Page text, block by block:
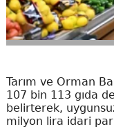
Tarım ve Orman
107 bin 113 gıda
belirterek,
milyon lira idari